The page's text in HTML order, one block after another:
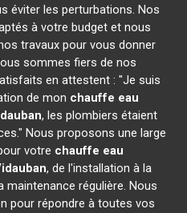
éviter les perturbations. Nos
à votre budget et nous
travaux pour vous donner
sommes fiers de nos
en attestent : "Je suis
de mon chauffe eau
, les plombiers étaient
Nous proposons une large
votre chauffe eau
, de l'installation à la
maintenance régulière. Nous
pour répondre à toutes vos